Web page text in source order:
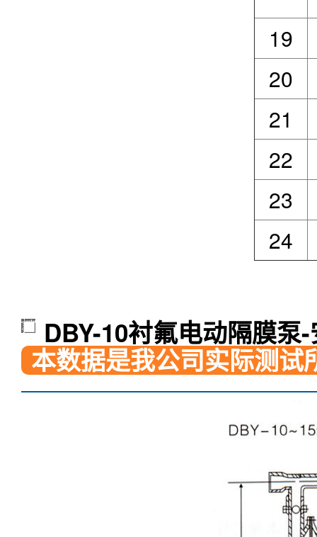
19
20
21
22
23
24
DBY-10衬氟电动隔膜泵
本数据是我公司实际测